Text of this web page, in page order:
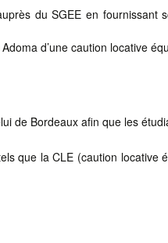
du SGEE en
d’une caution locative
de Bordeaux afin que les
que la CLE (caution